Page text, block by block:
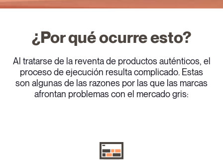
¿Por qué ocurre esto?
Al tratarse de la reventa de productos auténticos, el
proceso de ejecución resulta complicado. Estas
son algunas de las razones por las que las marcas
afrontan problemas con el mercado gris: